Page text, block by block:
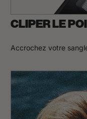
CLIPER LE
Accrochez votre